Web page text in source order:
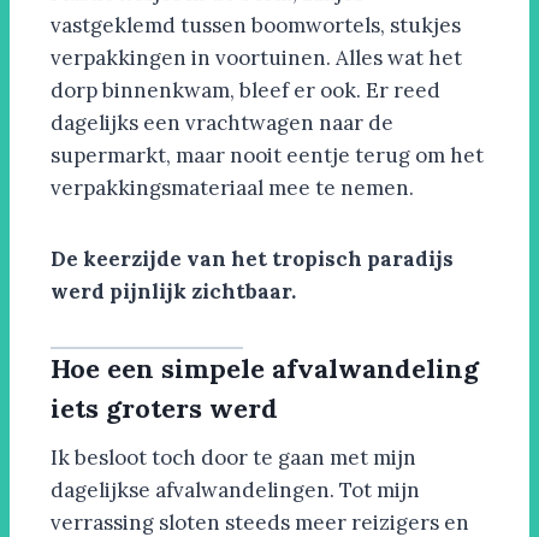
vastgeklemd tussen boomwortels, stukjes
verpakkingen in voortuinen. Alles wat het
dorp binnenkwam, bleef er ook. Er reed
dagelijks een vrachtwagen naar de
supermarkt, maar nooit eentje terug om het
verpakkingsmateriaal mee te nemen.
De keerzijde van het tropisch paradijs
werd pijnlijk zichtbaar.
Hoe een simpele afvalwandeling
iets groters werd
Ik besloot toch door te gaan met mijn
dagelijkse afvalwandelingen. Tot mijn
verrassing sloten steeds meer reizigers en